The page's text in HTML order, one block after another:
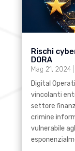
Rischi
DORA
Mag 21, 2024|
Digital
vincolanti
settore
crimine
vulnerabile